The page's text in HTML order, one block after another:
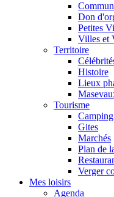
Don
Petites
Villes et
Territoire
Histoire
Lieux
Tourisme
Gites
Marchés
Plan de
Verger
Mes loisirs
Agenda